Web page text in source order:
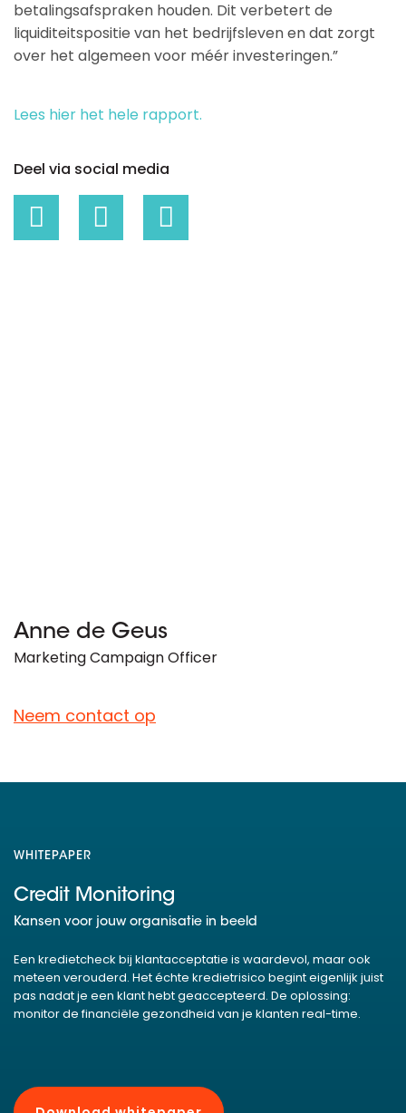
betalingsafspraken houden. Dit verbetert de
liquiditeitspositie van het bedrijfsleven en dat zorgt
over het algemeen voor méér investeringen.”
Lees hier het hele rapport.
Deel via social media
Anne de Geus
Marketing Campaign Officer
Neem contact op
WHITEPAPER
Credit Monitoring
Kansen voor jouw organisatie in beeld
Een kredietcheck bij klantacceptatie is waardevol, maar ook
meteen verouderd. Het échte kredietrisico begint eigenlijk juist
pas nadat je een klant hebt geaccepteerd. De oplossing:
monitor de financiële gezondheid van je klanten real-time.